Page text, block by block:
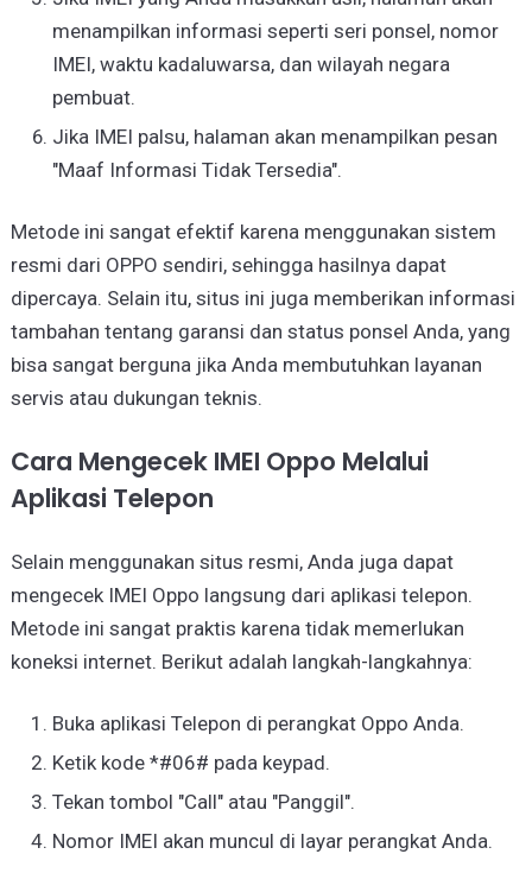
menampilkan informasi seperti seri ponsel, nomor
IMEI, waktu kadaluwarsa, dan wilayah negara
pembuat.
Jika IMEI palsu, halaman akan menampilkan pesan
"Maaf Informasi Tidak Tersedia".
Metode ini sangat efektif karena menggunakan sistem
resmi dari OPPO sendiri, sehingga hasilnya dapat
dipercaya. Selain itu, situs ini juga memberikan informasi
tambahan tentang garansi dan status ponsel Anda, yang
bisa sangat berguna jika Anda membutuhkan layanan
servis atau dukungan teknis.
Cara Mengecek IMEI Oppo Melalui
Aplikasi Telepon
Selain menggunakan situs resmi, Anda juga dapat
mengecek IMEI Oppo langsung dari aplikasi telepon.
Metode ini sangat praktis karena tidak memerlukan
koneksi internet. Berikut adalah langkah-langkahnya:
Buka aplikasi Telepon di perangkat Oppo Anda.
Ketik kode *#06# pada keypad.
Tekan tombol "Call" atau "Panggil".
Nomor IMEI akan muncul di layar perangkat Anda.